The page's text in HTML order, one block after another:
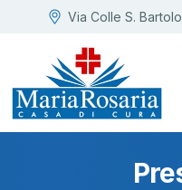
Via Colle S.